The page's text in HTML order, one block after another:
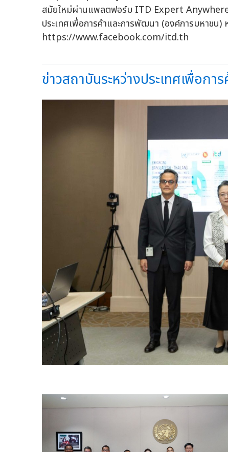
สมัยใหม่ผ่านแพลตฟอร์ม ITD Expert Anywhere
ประเทศเพื่อการค้าและการพัฒนา (องค์การมหาช
https://www.facebook.com/itd.th
ข่าวสถาบันระหว่างประเทศเพื่อก